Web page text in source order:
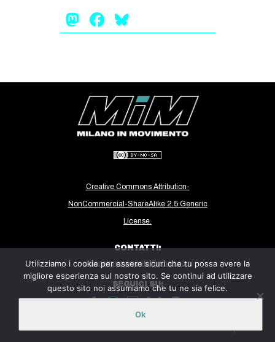
PRECARIATO
REPRESSIONE
ARTE
CINEMA
RECENSIONI
INTERNAZIONALE
AMERICHE
ESTREMO ORIENTE
EUROPA
MEDIO ORIENTE
MONDO
Mastodon
Facebook
Creative Commons Attribution-
NonCommercial-ShareAlike 2.5 Generic
License.
CONTATTI:
milanoinmovimento@gmail.com
SEGUICI SU:
Utilizziamo i cookie per essere sicuri che tu possa avere la
migliore esperienza sul nostro sito. Se continui ad utilizzare
questo sito noi assumiamo che tu ne sia felice.
Ok